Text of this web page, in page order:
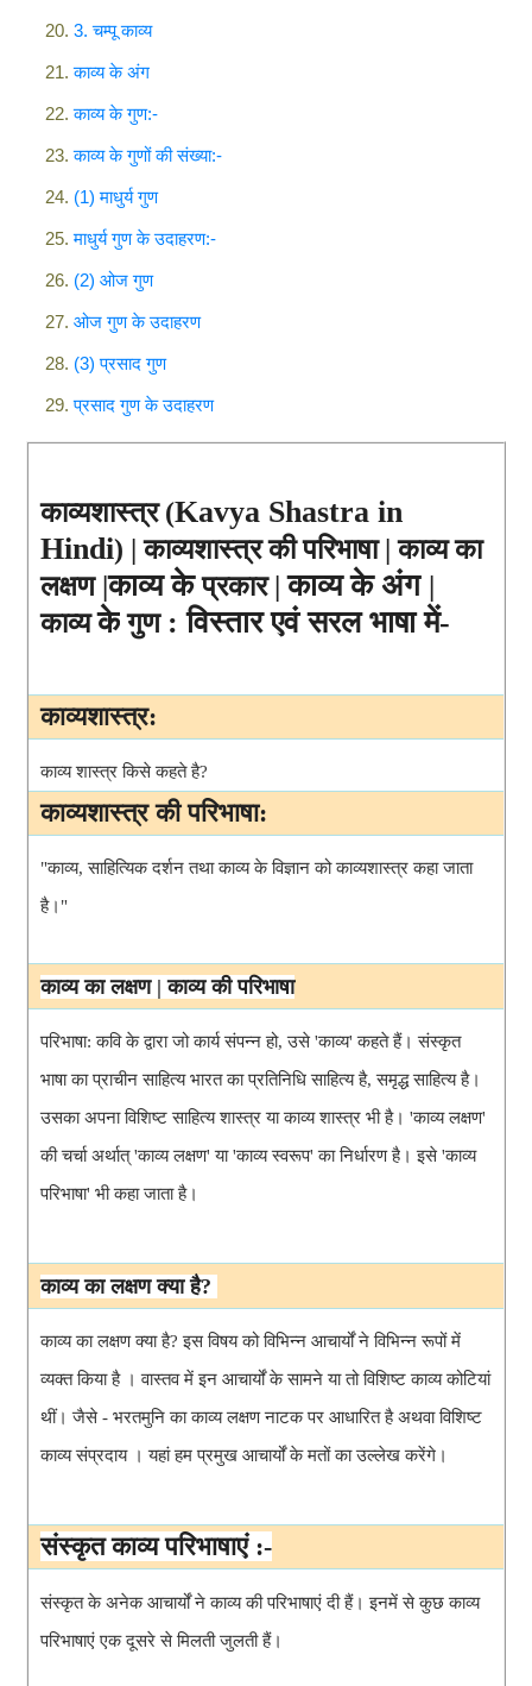
3. चम्पू काव्य
काव्य के अंग
काव्य के गुण:-
काव्य के गुणों की संख्या:-
(1) माधुर्य गुण
माधुर्य गुण के उदाहरण:-
(2) ओज गुण
ओज गुण के उदाहरण
(3) प्रसाद गुण
प्रसाद गुण के उदाहरण
काव्यशास्त्र (Kavya Shastra in
Hindi) | काव्यशास्त्र की परिभाषा | काव्य
का
लक्षण |काव्य केप्रकार | काव्य के अंग |
काव्य के गुण : विस्तार एवं सरल भाषा में-
काव्यशास्त्र:
काव्य शास्त्र किसे कहते है?
काव्यशास्त्र की परिभाषा:
"काव्य, साहित्यिक दर्शन तथा काव्य के विज्ञान को काव्यशास्त्र कहा जाता
है।"
काव्य का लक्षण | काव्य की परिभाषा
परिभाषा: कवि के द्वारा जो कार्य संपन्न हो, उसे 'काव्य' कहते हैं। संस्कृत
भाषा का प्राचीन साहित्य भारत का प्रतिनिधि साहित्य है, समृद्ध साहित्य है।
उसका अपना विशिष्ट साहित्य शास्त्र या काव्य शास्त्र भी है। 'काव्य लक्षण'
की चर्चा अर्थात् 'काव्य लक्षण' या 'काव्य स्वरूप' का निर्धारण है । इसे 'काव्य
परिभाषा' भी कहा जाता है।
काव्य का लक्षण क्या है?
काव्य का लक्षण क्या है? इस विषय को विभिन्न आचार्यों ने विभिन्न रूपों में
व्यक्त किया है । वास्तव में इन आचार्यों के सामने या तो विशिष्ट काव्य कोटियां
थीं। जैसे - भरतमुनि का काव्य लक्षण नाटक पर आधारित है अथवा विशिष्ट
काव्य संप्रदाय । यहां हम प्रमुख आचार्यों के मतों का उल्लेख करेंगे।
संस्कृत काव्य परिभाषाएं :-
संस्कृत के अनेक आचार्यों ने काव्य की परिभाषाएं दी हैं। इनमें से कुछ काव्य
परिभाषाएं एक दूसरे से मिलती जुलती हैं।